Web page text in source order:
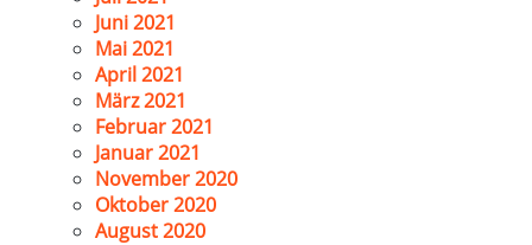
Juni 2021
Mai 2021
April 2021
März 2021
Februar 2021
Januar 2021
November 2020
Oktober 2020
August 2020